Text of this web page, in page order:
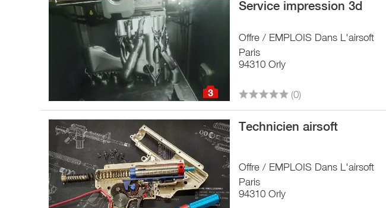
3
Service impression 3d
Offre / EMPLOIS Dans L'airsoft
Paris
94310 Orly
(0)
Technicien airsoft
Offre / EMPLOIS Dans L'airsoft
Paris
94310 Orly